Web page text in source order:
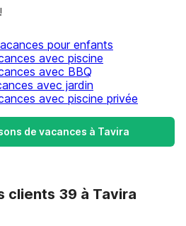
pour enfants
avec piscine
avec BBQ
avec jardin
avec piscine privée
de vacances à Tavira
clients 39 à Tavira